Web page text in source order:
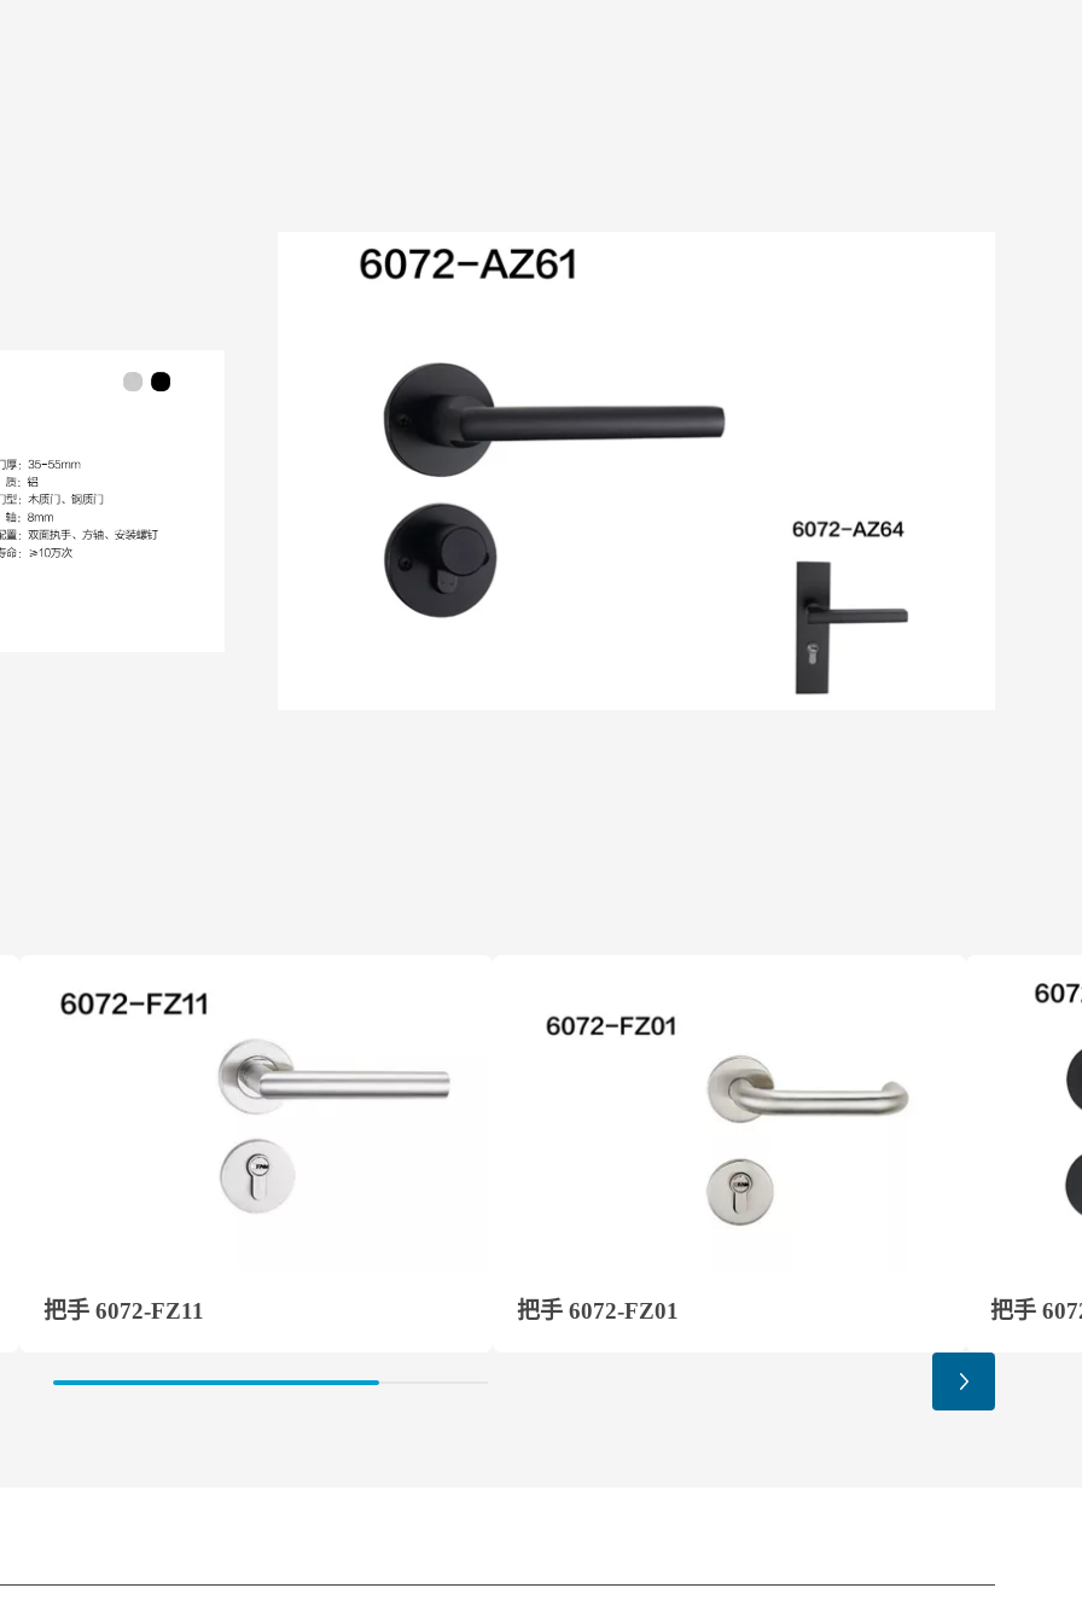
把手 6072-FZ11 把手 6072-FZ01 把手